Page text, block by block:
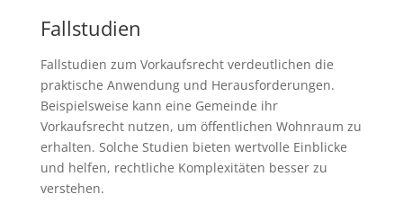
Fallstudien
Fallstudien zum Vorkaufsrecht verdeutlichen die
praktische Anwendung und Herausforderungen.
Beispielsweise kann eine Gemeinde ihr
Vorkaufsrecht nutzen, um öffentlichen Wohnraum zu
erhalten. Solche Studien bieten wertvolle Einblicke
und helfen, rechtliche Komplexitäten besser zu
verstehen.